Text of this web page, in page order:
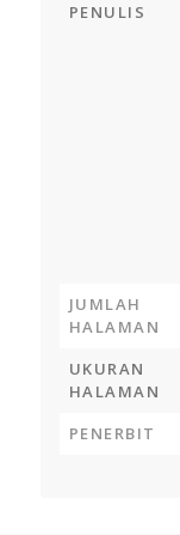
PENULIS
JUMLAH
HALAMAN
UKURAN
HALAMAN
PENERBIT